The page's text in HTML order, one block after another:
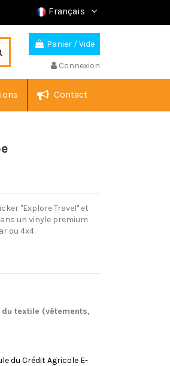
Français
Panier /Vide
Connexion
Contact
"Explore Travel" et
un vinyle premium
ou 4x4.
textile (vêtements,
du Crédit Agricole E-